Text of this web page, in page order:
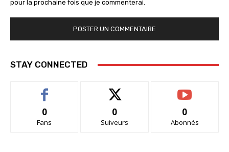
pour la prochaine fois que je commenterai.
STAY CONNECTED
0
Fans
0
Suiveurs
0
Abonnés